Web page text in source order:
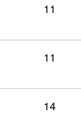
11
11
14